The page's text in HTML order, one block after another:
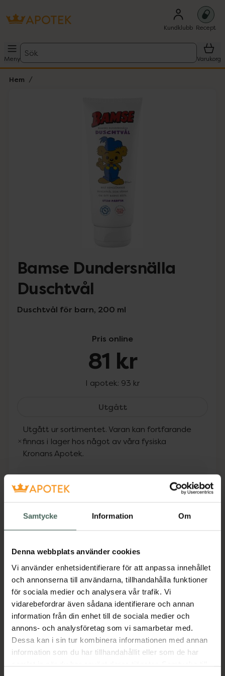
Samtycke Information Om
Denna webbplats använder cookies
Vi använder enhetsidentifierare för att anpassa innehållet
och annonserna till användarna, tillhandahålla funktioner
för sociala medier och analysera vår trafik. Vi
vidarebefordrar även sådana identifierare och annan
information från din enhet till de sociala medier och
annons- och analysföretag som vi samarbetar med.
Dessa kan i sin tur kombinera informationen med annan
information som du har tillhandahållit eller som de har
samlat in när du har använt deras tjänster. Samtycke till
Kundklubb Recept
Meny
Sök
Varukorg
Hem
Lista: . Innehåller 1 objekt.
Bamse Dundersnälla
Duschtvål
Duschtvål för barn, 200 ml
Pris online
81 kr
I apotek: 93 kr
UtgåttBamse Dundersnälla
Utgått ur sortimentet. Varan kan fortfarande
finnas i lager hos något av våra fysiska
Kronans Apotek.
Fler produkter från Utgått
Aktuella erbjudanden
Beskrivning Dölj
Bamses Dundersnälla Duschtvål. Milt
rengörande. Certifierad av Asthma&Allergy
Nordic. Doftfri & utan onödiga tillsatser.
Dermatologisk testad Även perfekt att tvätta
händera med.
Jämförpris 465 kr/l
EAN:07350068603471